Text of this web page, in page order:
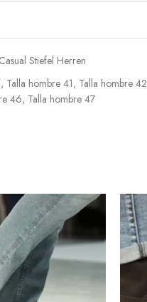
Casual Stiefel Herren
, Talla hombre 41, Talla hombre 42
46, Talla hombre 47